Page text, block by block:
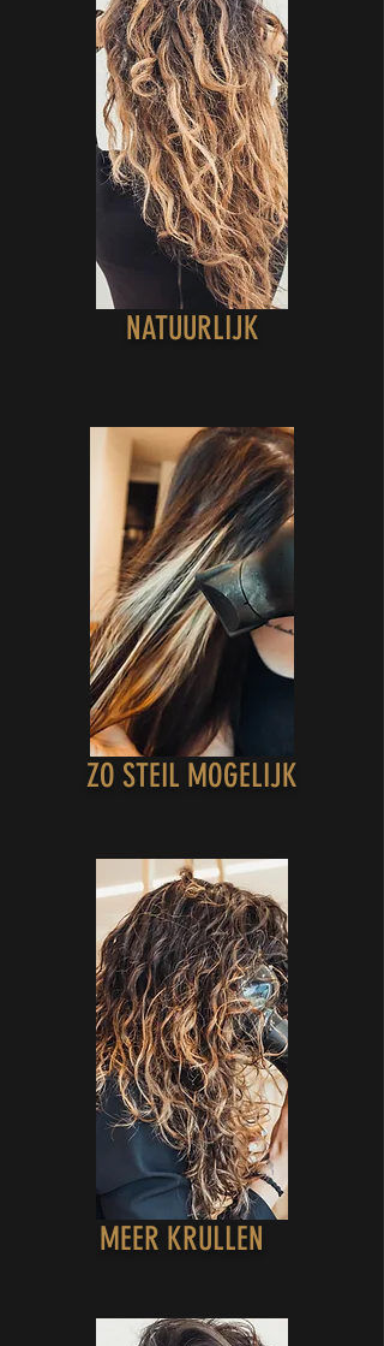
NATUURLIJK
ZO STEIL MOGELIJK
MEER KRULLEN